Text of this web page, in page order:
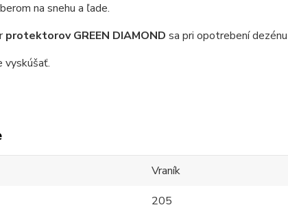
na snehu a ľade.
protektorov GREEN DIAMOND sa pri opotrebení
vyskúšať.
Vraník
205